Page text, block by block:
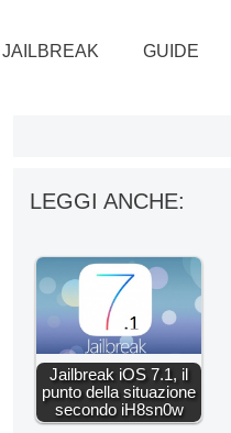
JAILBREAK GUIDE
LEGGI ANCHE:
Jailbreak iOS 7.1, il
punto della situazione
secondo iH8sn0w